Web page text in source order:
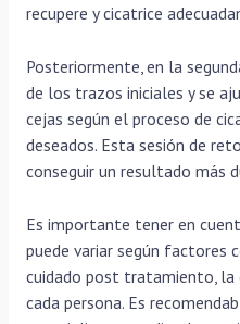
recupere y cicatrice
Posteriormente, en la
de los trazos iniciales y se
cejas según el proceso de
deseados. Esta sesión de
conseguir un resultado más
Es importante tener en
puede variar según factores
cuidado post tratamiento, la
cada persona. Es